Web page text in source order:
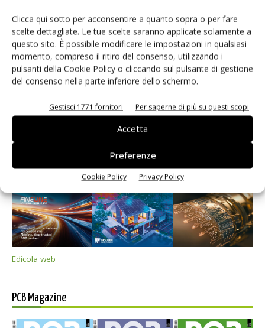
Clicca qui sotto per acconsentire a quanto sopra o per fare
scelte dettagliate. Le tue scelte saranno applicate solamente a
questo sito. È possibile modificare le impostazioni in qualsiasi
momento, compreso il ritiro del consenso, utilizzando i
pulsanti della Cookie Policy o cliccando sul pulsante di gestione
del consenso nella parte inferiore dello schermo.
Gestisci 1771 fornitori Per saperne di più su questi scopi
Accetta
Preferenze
Cookie Policy Privacy Policy
1 2
Edicola web
PCB Magazine